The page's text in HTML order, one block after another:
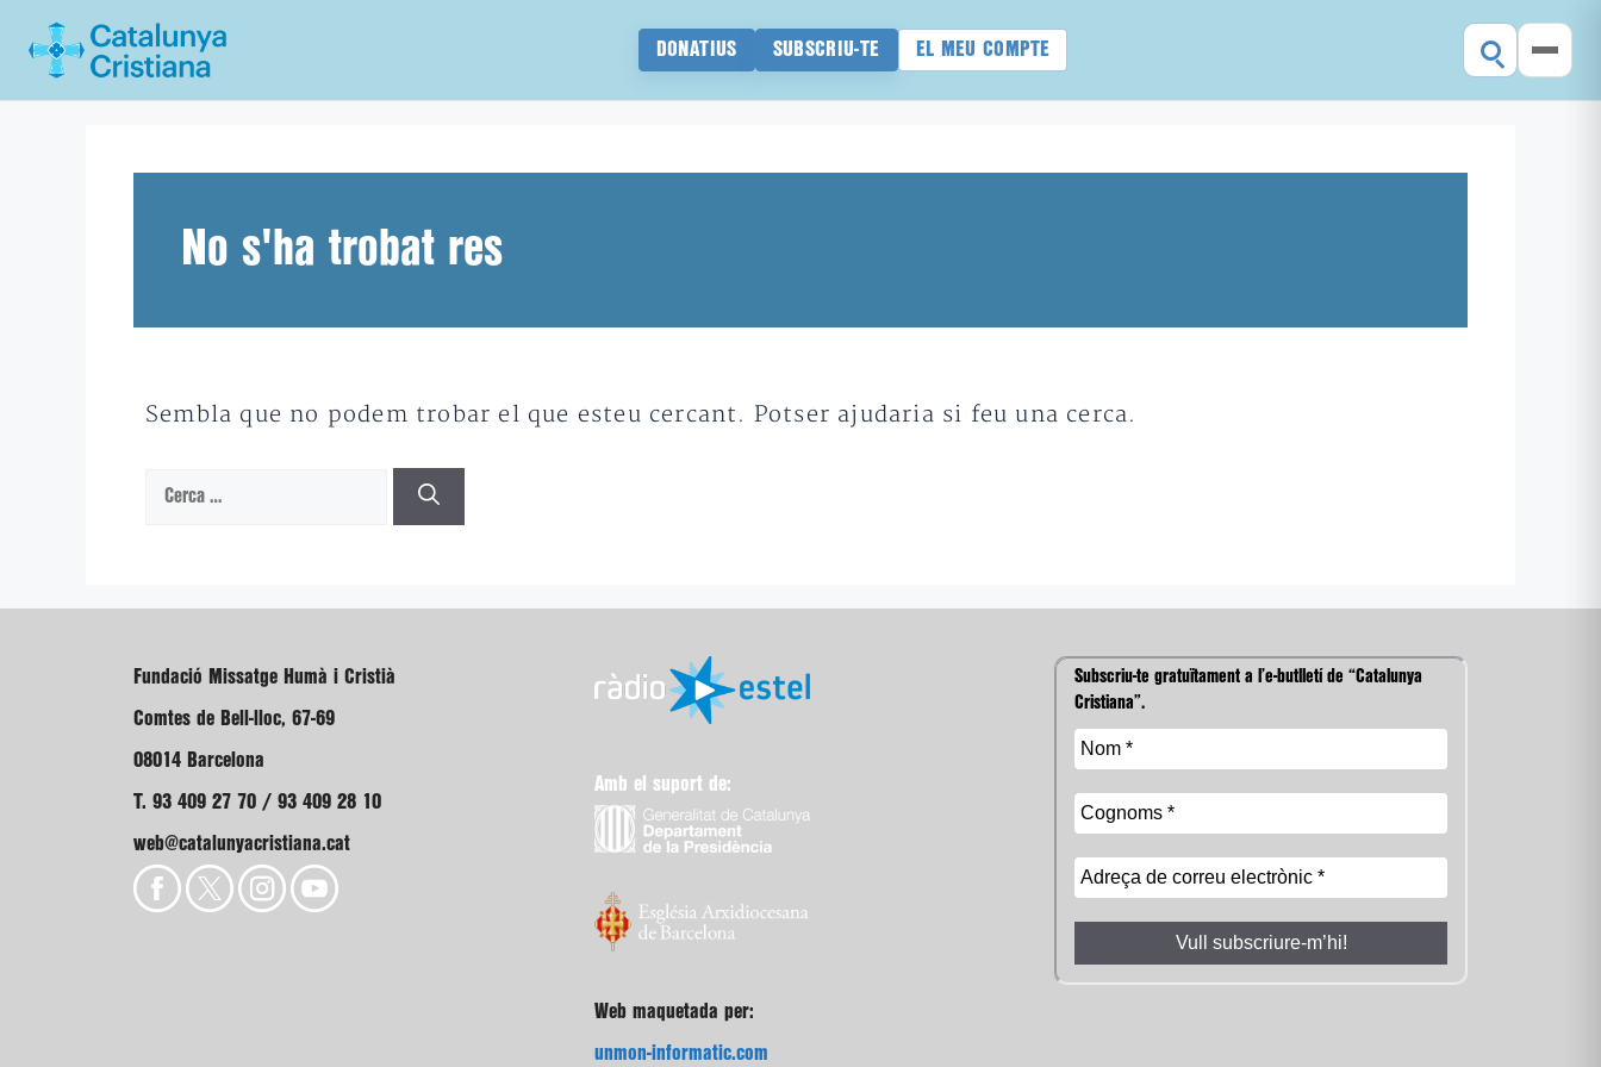
DONATIUS SUBSCRIU-TE EL MEU COMPTE
No s'ha trobat res
Sembla que no podem trobar el que esteu cercant. Potser ajudaria si feu una cerca.
Cerca:
Fundació Missatge Humà i Cristià
Comtes de Bell-lloc, 67-69
08014 Barcelona
T. 93 409 27 70 / 93 409 28 10
web@catalunyacristiana.cat
Amb el suport de:
Web maquetada per:
unmon-informatic.com
Subscriu-te gratuïtament a l’e-butlletí de “Catalunya
Cristiana”.